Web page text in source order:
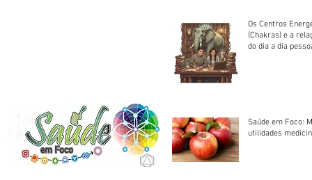
Os Centros
(Chakras) e a
do dia a dia
Saúde em Foco:
utilidades